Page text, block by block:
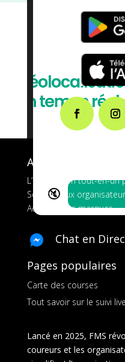
🔇
A propos de FMS
L’application tout-en-un
Services aux
Ads pour les marques
Chat en
Pages populaires
Carte des courses
Tout savoir sur le suivi
Lancé en 2025, FMS
coureurs et les